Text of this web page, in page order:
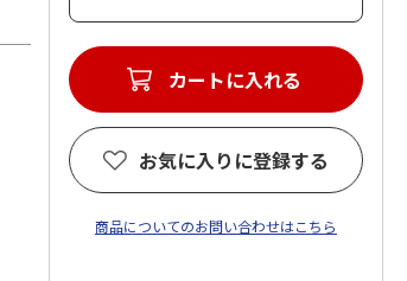
カートに入れる
お気に入りに登録する
商品についてのお問い合わせはこちら